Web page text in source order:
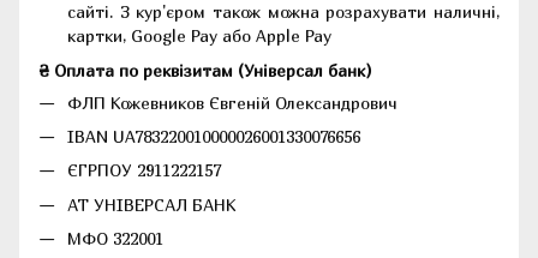
сайті. З кур'єром також можна розрахувати наличні,
картки, Google Pay або Apple Pay
₴ Оплата по реквізитам (Універсал банк)
ФЛП Кожевников Євгеній Олександрович
IBAN UA783220010000026001330076656
ЄГРПОУ 2911222157
АТ УНІВЕРСАЛ БАНК
МФО 322001